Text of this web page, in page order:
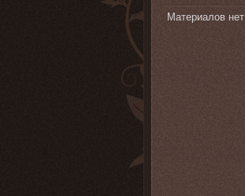
Материалов нет